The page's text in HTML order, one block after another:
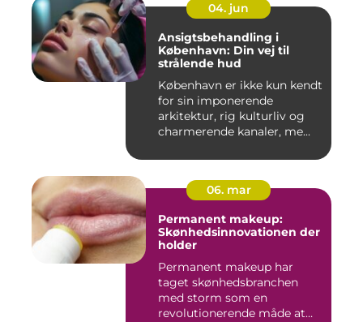
04. jun
Ansigtsbehandling i
København: Din vej til
strålende hud
København er ikke kun kendt
for sin imponerende
arkitektur, rig kulturliv og
charmerende kanaler, me...
06. mar
Permanent makeup:
Skønhedsinnovationen der
holder
Permanent makeup har
taget skønhedsbranchen
med storm som en
revolutionerende måde at